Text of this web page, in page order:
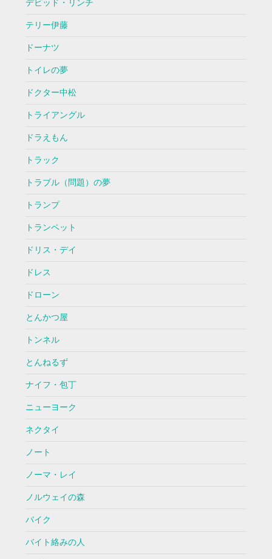
デビッド・リンチ
テリー伊藤
ドーナツ
トイレの夢
ドクター中松
トライアングル
ドラえもん
トラック
トラブル（問題）の夢
トランプ
トランペット
ドリス・デイ
ドレス
ドローン
とんかつ屋
トンネル
とんねるず
ナイフ・包丁
ニューヨーク
ネクタイ
ノート
ノーマ・レイ
ノルウェイの森
バイク
バイト絡みの人